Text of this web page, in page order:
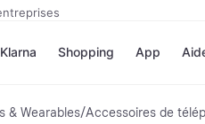
Options de paiement
Shopping
Magasins
App
& Wearables/Accessoires de